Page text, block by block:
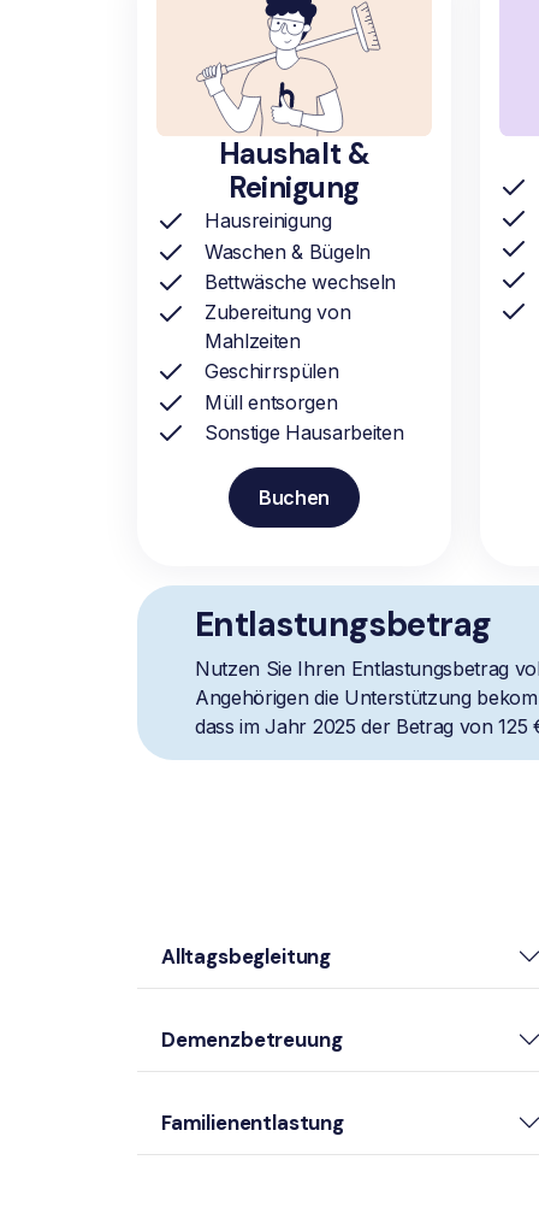
Haushalt &
Reinigung
Hausreinigung
Waschen & Bügeln
Bettwäsche wechseln
Zubereitung von
Mahlzeiten
Geschirrspülen
Müll entsorgen
Sonstige Hausarbeiten
Buchen
Entlastungsbetrag
Nutzen Sie Ihren Entlastungsbetrag
Angehörigen die Unterstützung
dass im Jahr 2025 der Betrag von
Alltagsbegleitung
Demenzbetreuung
Familienentlastung